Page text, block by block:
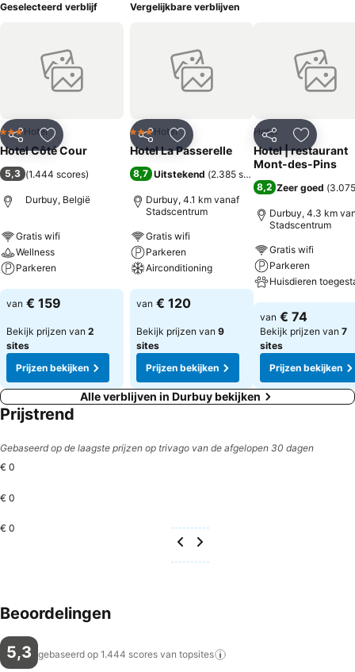
Geselecteerd verblijf
Delen Toevoegen aan favorieten
3 Sterren
Hotel
Hotel Côté Cour
5,3 (1.444 scores)
Durbuy, België
Gratis wifi
Wellness
Parkeren
Prijzen bekijken
van € 159
Bekijk prijzen van 2
sites
Prijzen bekijken
Vergelijkbare verblijven
Delen Toevoegen aan favorieten
3 Sterren
Hotel
Hotel La Passerelle
8,7 Uitstekend (2.385 scores
Durbuy, 4.1 km vanaf
Stadscentrum
Gratis wifi
Parkeren
Airconditioning
Prijzen bekijken
van € 120
Bekijk prijzen van 9
sites
Prijzen bekijken
Delen
Hotel
Hotel | restaurant
Mont-des-Pins
8,2 Zeer goed (
Durbuy, 4.3 km
Stadscentrum
Gratis wifi
Parkeren
Huisdieren
Prijzen bekijken
van € 74
Bekijk prijzen van 7
sites
Prijzen bekijken
Alle verblijven in Durbuy bekijken
Prijstrend
Gebaseerd op de laagste prijzen op trivago van de afgelopen 30 dagen
€ 0
€ 0
€ 0
Beoordelingen
5,3 gebaseerd op 1.444 scores van topsites